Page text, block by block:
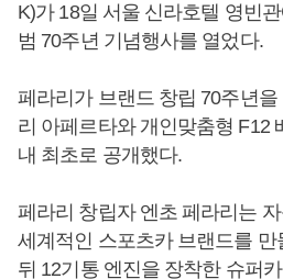
K)가 18일 서울 신라호텔 영빈
범 70주년 기념행사를 열었다.
페라리가 브랜드 창립 70주년
리 아페르타와 개인맞춤형 F12
내 최초로 공개했다.
페라리 창립자 엔초 페라리는
세계적인 스포츠카 브랜드를
뒤 12기통 엔진을 장착한 슈퍼